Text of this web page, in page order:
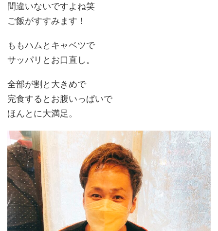
間違いないですよね笑
ご飯がすすみます！
ももハムとキャベツで
サッパリとお口直し。
全部が割と大きめで
完食するとお腹いっぱいで
ほんとに大満足。